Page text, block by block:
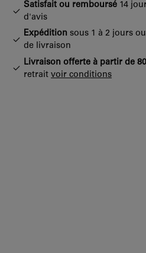
Satisfait ou remboursé 14
d'avis
Expédition sous 1 à 2 jours
de livraison
Livraison offerte à partir de
retrait voir conditions